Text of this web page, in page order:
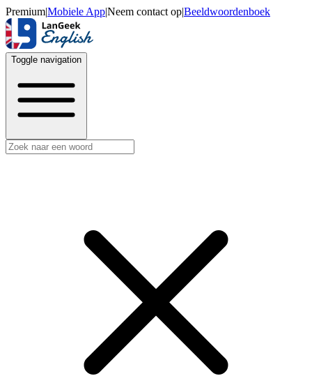
Premium|Mobiele App|Neem contact op|Beeldwoordenboek
Toggle navigation